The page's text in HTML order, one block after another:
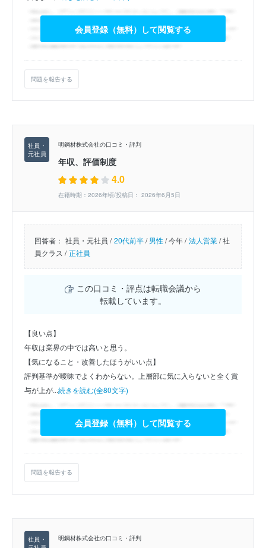
会員登録（無料）して閲覧する
問題を報告する
明鋼材株式会社の口コミ・評判
年収、評価制度
4.0
在籍時期：2026年頃/投稿日： 2026年6月5日
回答者： 社員・元社員 / 20代前半/男性/今年 / 法人営業/社
員クラス / 正社員
この口コミ・評点は転職会議から
転載しています。
【良い点】
年収は業界の中では高いと思う。
【気になること・改善したほうがいい点】
評判基準が曖昧でよくわからない。上層部に気に入らないと全く賞
与が上が...続きを読む(全80文字)
会員登録（無料）して閲覧する
問題を報告する
明鋼材株式会社の口コミ・評判